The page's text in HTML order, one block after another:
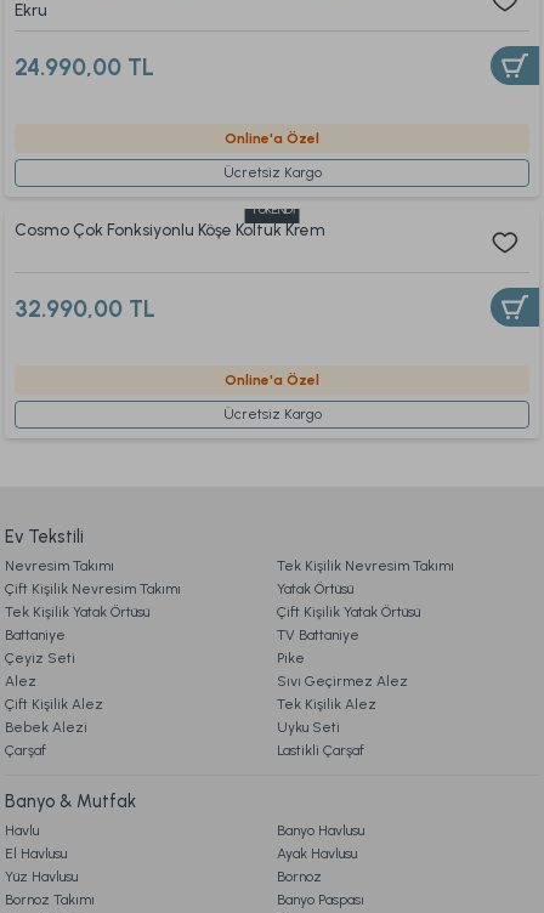
Ekru
24.990,00 TL
Online'a Özel
Ücretsiz Kargo
TÜKENDİ
Cosmo Çok Fonksiyonlu Köşe Koltuk Krem
32.990,00 TL
Online'a Özel
Ücretsiz Kargo
Ev Tekstili
Nevresim Takımı
Tek Kişilik Nevresim Takımı
Çift Kişilik Nevresim Takımı
Yatak Örtüsü
Tek Kişilik Yatak Örtüsü
Çift Kişilik Yatak Örtüsü
Battaniye
TV Battaniye
Çeyiz Seti
Pike
Alez
Sıvı Geçirmez Alez
Çift Kişilik Alez
Tek Kişilik Alez
Bebek Alezi
Uyku Seti
Çarşaf
Lastikli Çarşaf
Banyo & Mutfak
Havlu
Banyo Havlusu
El Havlusu
Ayak Havlusu
Yüz Havlusu
Bornoz
Bornoz Takımı
Banyo Paspası